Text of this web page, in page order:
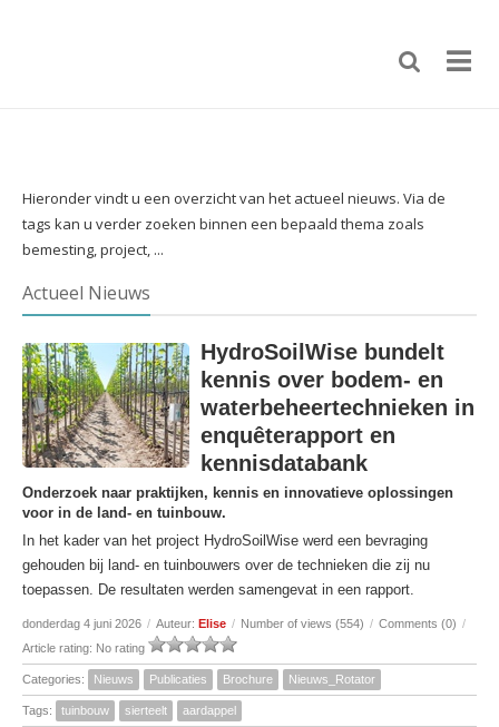
Hieronder vindt u een overzicht van het actueel nieuws. Via de
tags kan u verder zoeken binnen een bepaald thema zoals
bemesting, project, ...
Actueel Nieuws
HydroSoilWise bundelt
kennis over bodem- en
waterbeheertechnieken in
enquêterapport en
kennisdatabank
Onderzoek naar praktijken, kennis en innovatieve oplossingen
voor in de land- en tuinbouw.
In het kader van het project HydroSoilWise werd een bevraging
gehouden bij land- en tuinbouwers over de technieken die zij nu
toepassen. De resultaten werden samengevat in een rapport.
donderdag 4 juni 2026 / Auteur: Elise / Number of views (554) / Comments (0) /
Article rating: No rating
Categories: Nieuws Publicaties Brochure Nieuws_Rotator
Tags: tuinbouw sierteelt aardappel